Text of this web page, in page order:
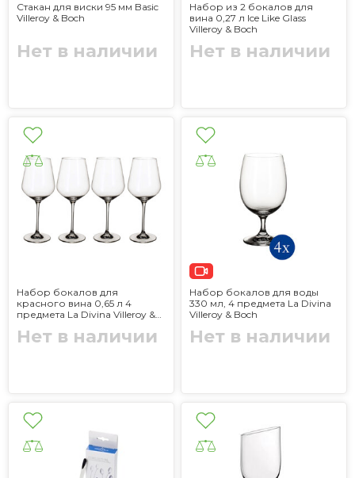
Стакан для виски 95 мм Basic
Villeroy & Boch
Нет в наличии
Набор из 2 бокалов для
вина 0,27 л Ice Like Glass
Villeroy & Boch
Нет в наличии
Набор бокалов для
красного вина 0,65 л 4
предмета La Divina Villeroy &
Нет в наличии
Набор бокалов для воды
330 мл, 4 предмета La Divina
Villeroy & Boch
Нет в наличии